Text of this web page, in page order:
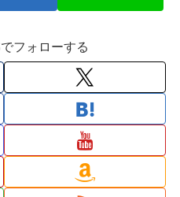
フォローする